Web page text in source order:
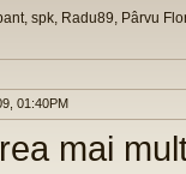
spk, Radu89, Pârvu
01:40PM
mai